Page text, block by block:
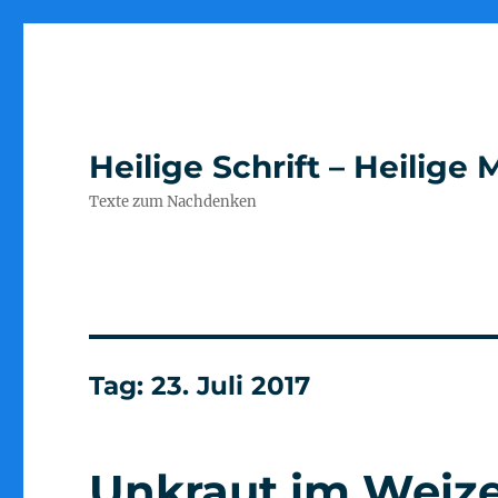
Heilige Schrift – Heilige
Texte zum Nachdenken
Tag:23. Juli 2017